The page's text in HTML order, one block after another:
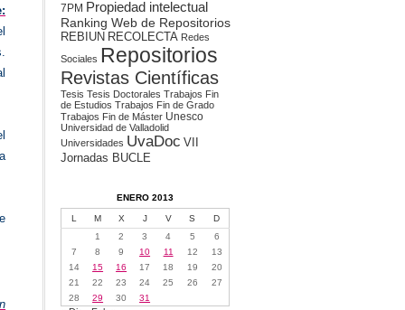
7PM Propiedad intelectual
Ranking Web de Repositorios
REBIUN RECOLECTA Redes
Sociales Repositorios
Revistas Científicas
Tesis Tesis Doctorales Trabajos Fin
de Estudios Trabajos Fin de Grado
Trabajos Fin de Máster Unesco
Universidad de Valladolid
Universidades UvaDoc VII
Jornadas BUCLE
ENERO 2013
L M X J V S
D
1
2 3 4 5
6
7
8 9 10 11 12
13
14
15 16 17 18 19
20
21
22 23 24 25 26
27
28
29 30 31